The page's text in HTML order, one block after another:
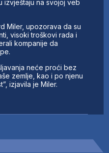
izvještaju na svojoj veb
Miler, upozorava da su
visoki troškovi rada i
kompanije da
neće proći bez
zemlje, kao i po njenu
izjavila je Miler.